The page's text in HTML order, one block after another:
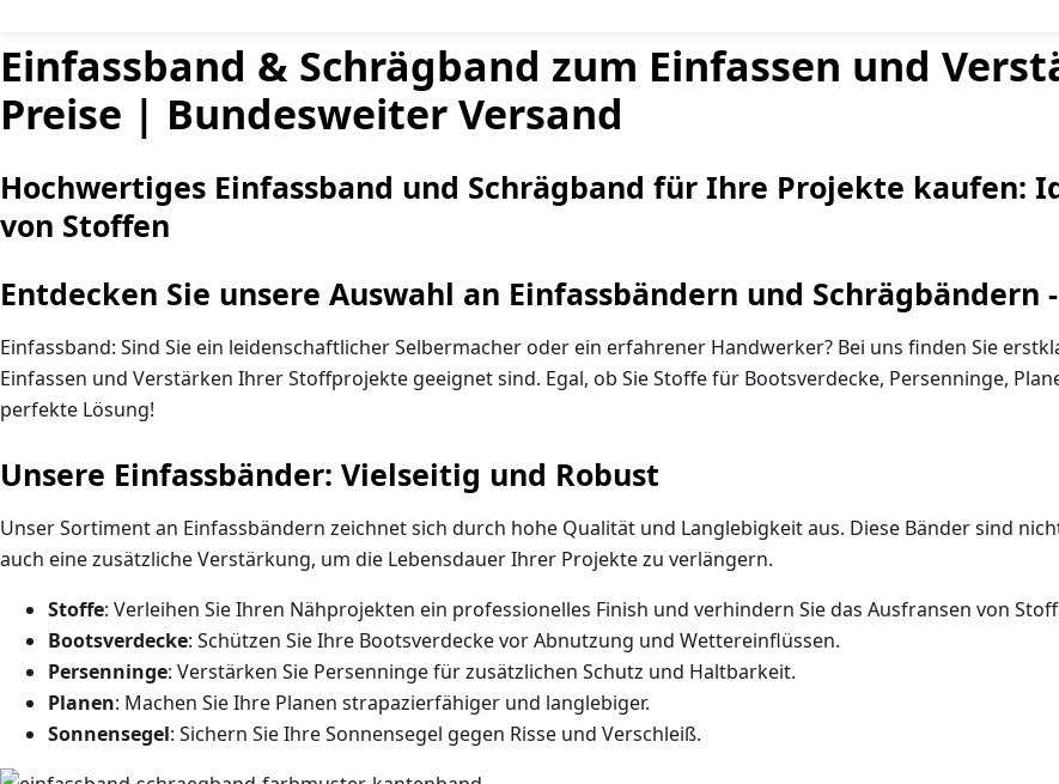
Einfassband & Schrägband zum Einfassen und
Preise | Bundesweiter Versand
Hochwertiges Einfassband und Schrägband für Ihre Projekte kaufen:
von Stoffen
Entdecken Sie unsere Auswahl an Einfassbändern und Schrägbändern
Einfassband: Sind Sie ein leidenschaftlicher Selbermacher oder ein erfahrener Handwerker? Bei uns finden Sie
Einfassen und Verstärken Ihrer Stoffprojekte geeignet sind. Egal, ob Sie Stoffe für Bootsverdecke, Persenninge,
perfekte Lösung!
Unsere Einfassbänder: Vielseitig und Robust
Unser Sortiment an Einfassbändern zeichnet sich durch hohe Qualität und Langlebigkeit aus. Diese Bänder sind
auch eine zusätzliche Verstärkung, um die Lebensdauer Ihrer Projekte zu verlängern.
Stoffe: Verleihen Sie Ihren Nähprojekten ein professionelles Finish und verhindern Sie das Ausfransen von
Bootsverdecke: Schützen Sie Ihre Bootsverdecke vor Abnutzung und Wettereinflüssen.
Persenninge: Verstärken Sie Persenninge für zusätzlichen Schutz und Haltbarkeit.
Planen: Machen Sie Ihre Planen strapazierfähiger und langlebiger.
Sonnensegel: Sichern Sie Ihre Sonnensegel gegen Risse und Verschleiß.